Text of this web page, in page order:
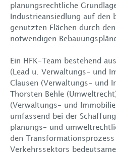
planungsrechtliche
Industrieansiedlung auf den
genutzten Flächen durch
notwendigen
Ein HFK-Team bestehend
(Lead u. Verwaltungs- und
Clausen (Verwaltungs- und
Thorsten Behle
(Verwaltungs- und
umfassend bei der
planungs- und
den
Verkehrssektors